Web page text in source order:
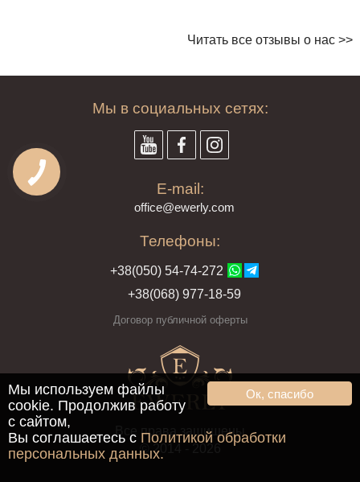
Читать все отзывы о нас >>
Мы в социальных сетях:
E-mail:
office@ewerly.com
Телефоны:
+38(050) 54-74-272
+38(068) 977-18-59
Договор публичной оферты
Все права защищены
© 2014 - 2026
Ок, спасибо
Мы используем файлы
cookie. Продолжив работу
с сайтом,
Вы соглашаетесь с Политикой обработки
персональных данных.